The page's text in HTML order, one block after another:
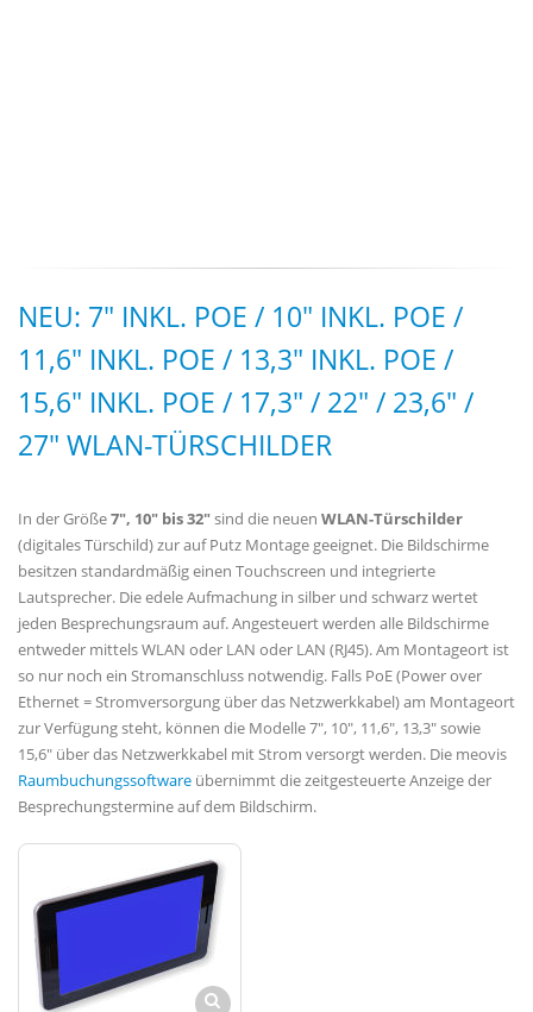
NEU: 7" INKL. POE / 10" INKL. POE /
11,6" INKL. POE / 13,3" INKL. POE /
15,6" INKL. POE / 17,3" / 22" / 23,6" /
27" WLAN-TÜRSCHILDER
In der Größe7", 10" bis 32"sind die neuen WLAN-Türschilder
(digitales Türschild) zur auf Putz Montage geeignet. Die Bildschirme
besitzen standardmäßig einen Touchscreen und integrierte
Lautsprecher. Die edele Aufmachung in silber und schwarz wertet
jeden Besprechungsraum auf. Angesteuert werden alle Bildschirme
entweder mittels WLAN oder LAN oder LAN (RJ45). Am Montageort ist
so nur noch ein Stromanschluss notwendig. Falls PoE (Power over
Ethernet = Stromversorgung über das Netzwerkkabel) am Montageort
zur Verfügung steht, können die Modelle 7", 10", 11,6", 13,3" sowie
15,6" über das Netzwerkkabel mit Strom versorgt werden. Die meovis
Raumbuchungssoftware übernimmt die zeitgesteuerte Anzeige der
Besprechungstermine auf dem Bildschirm.